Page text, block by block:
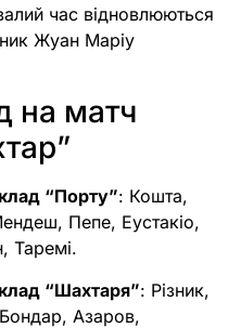
час відновлюються
Жуан Маріу
на матч
“Порту”: Кошта,
Пепе, Еустакіо,
Таремі.
“Шахтаря”: Різник,
Азаров,